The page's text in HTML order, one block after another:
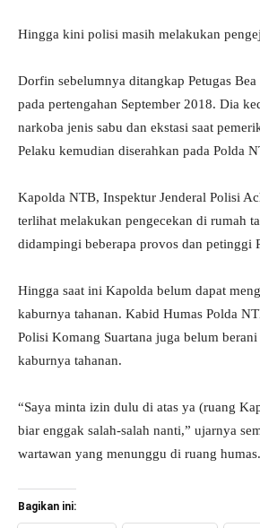
Hingga kini polisi masih melakukan
Dorfin sebelumnya ditangkap Petugas
pada pertengahan September 2018. Dia
narkoba jenis sabu dan ekstasi saat
Pelaku kemudian diserahkan pada Polda
Kapolda NTB, Inspektur Jenderal Polisi
terlihat melakukan pengecekan di rumah
didampingi beberapa provos dan petinggi
Hingga saat ini Kapolda belum dapat
kaburnya tahanan. Kabid Humas Polda
Polisi Komang Suartana juga belum
kaburnya tahanan.
“Saya minta izin dulu di atas ya (ruang
biar enggak salah-salah nanti,” ujarnya
wartawan yang menunggu di ruang
Bagikan ini: